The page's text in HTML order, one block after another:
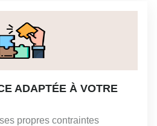
ADAPTÉE À VOTRE
propres contraintes